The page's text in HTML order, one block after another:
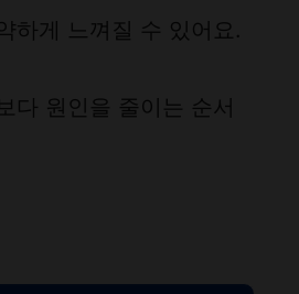
하게 느껴질 수 있어요.
다 원인을 줄이는 순서